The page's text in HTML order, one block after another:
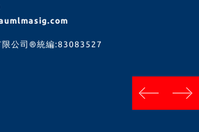
公司®︎統編:83083527
prev next